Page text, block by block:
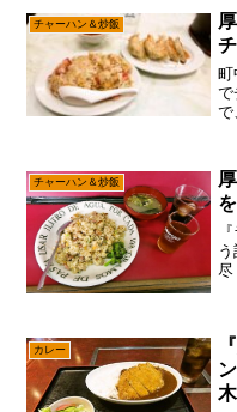
年
チャーハン＆炒飯
町
で
で
べ
チャーハン＆炒飯
尽
カレー
木